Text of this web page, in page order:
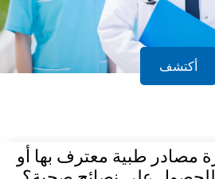
أكتشف
مصادر طبية معترف بها أو